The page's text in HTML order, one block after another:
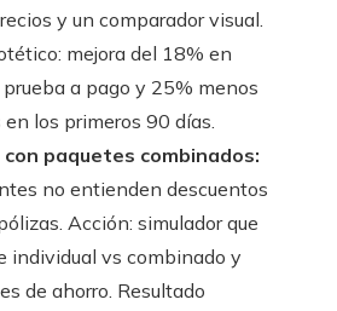
y un comparador visual.
mejora del 18% en
a pago y 25% menos
los primeros 90 días.
paquetes combinados:
no entienden descuentos
Acción: simulador que
individual vs combinado y
de ahorro. Resultado